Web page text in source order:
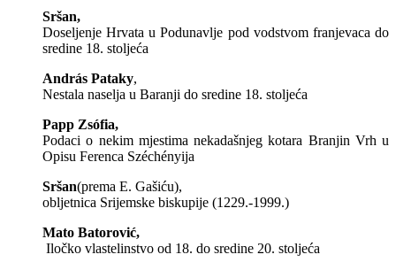
Sršan,
Doseljenje Hrvata u Podunavlje pod vodstvom franjevaca do
sredine 18. stoljeća
András Pataky,
Nestala naselja u Baranji do sredine 18. stoljeća
Papp Zsófia,
Podaci o nekim mjestima nekadašnjeg kotara Branjin Vrh u
Opisu Ferenca Széchényija
Sršan(prema E. Gašiću),
obljetnica Srijemske biskupije (1229.-1999.)
Mato Batorović,
Iločko vlastelinstvo od 18. do sredine 20. stoljeća